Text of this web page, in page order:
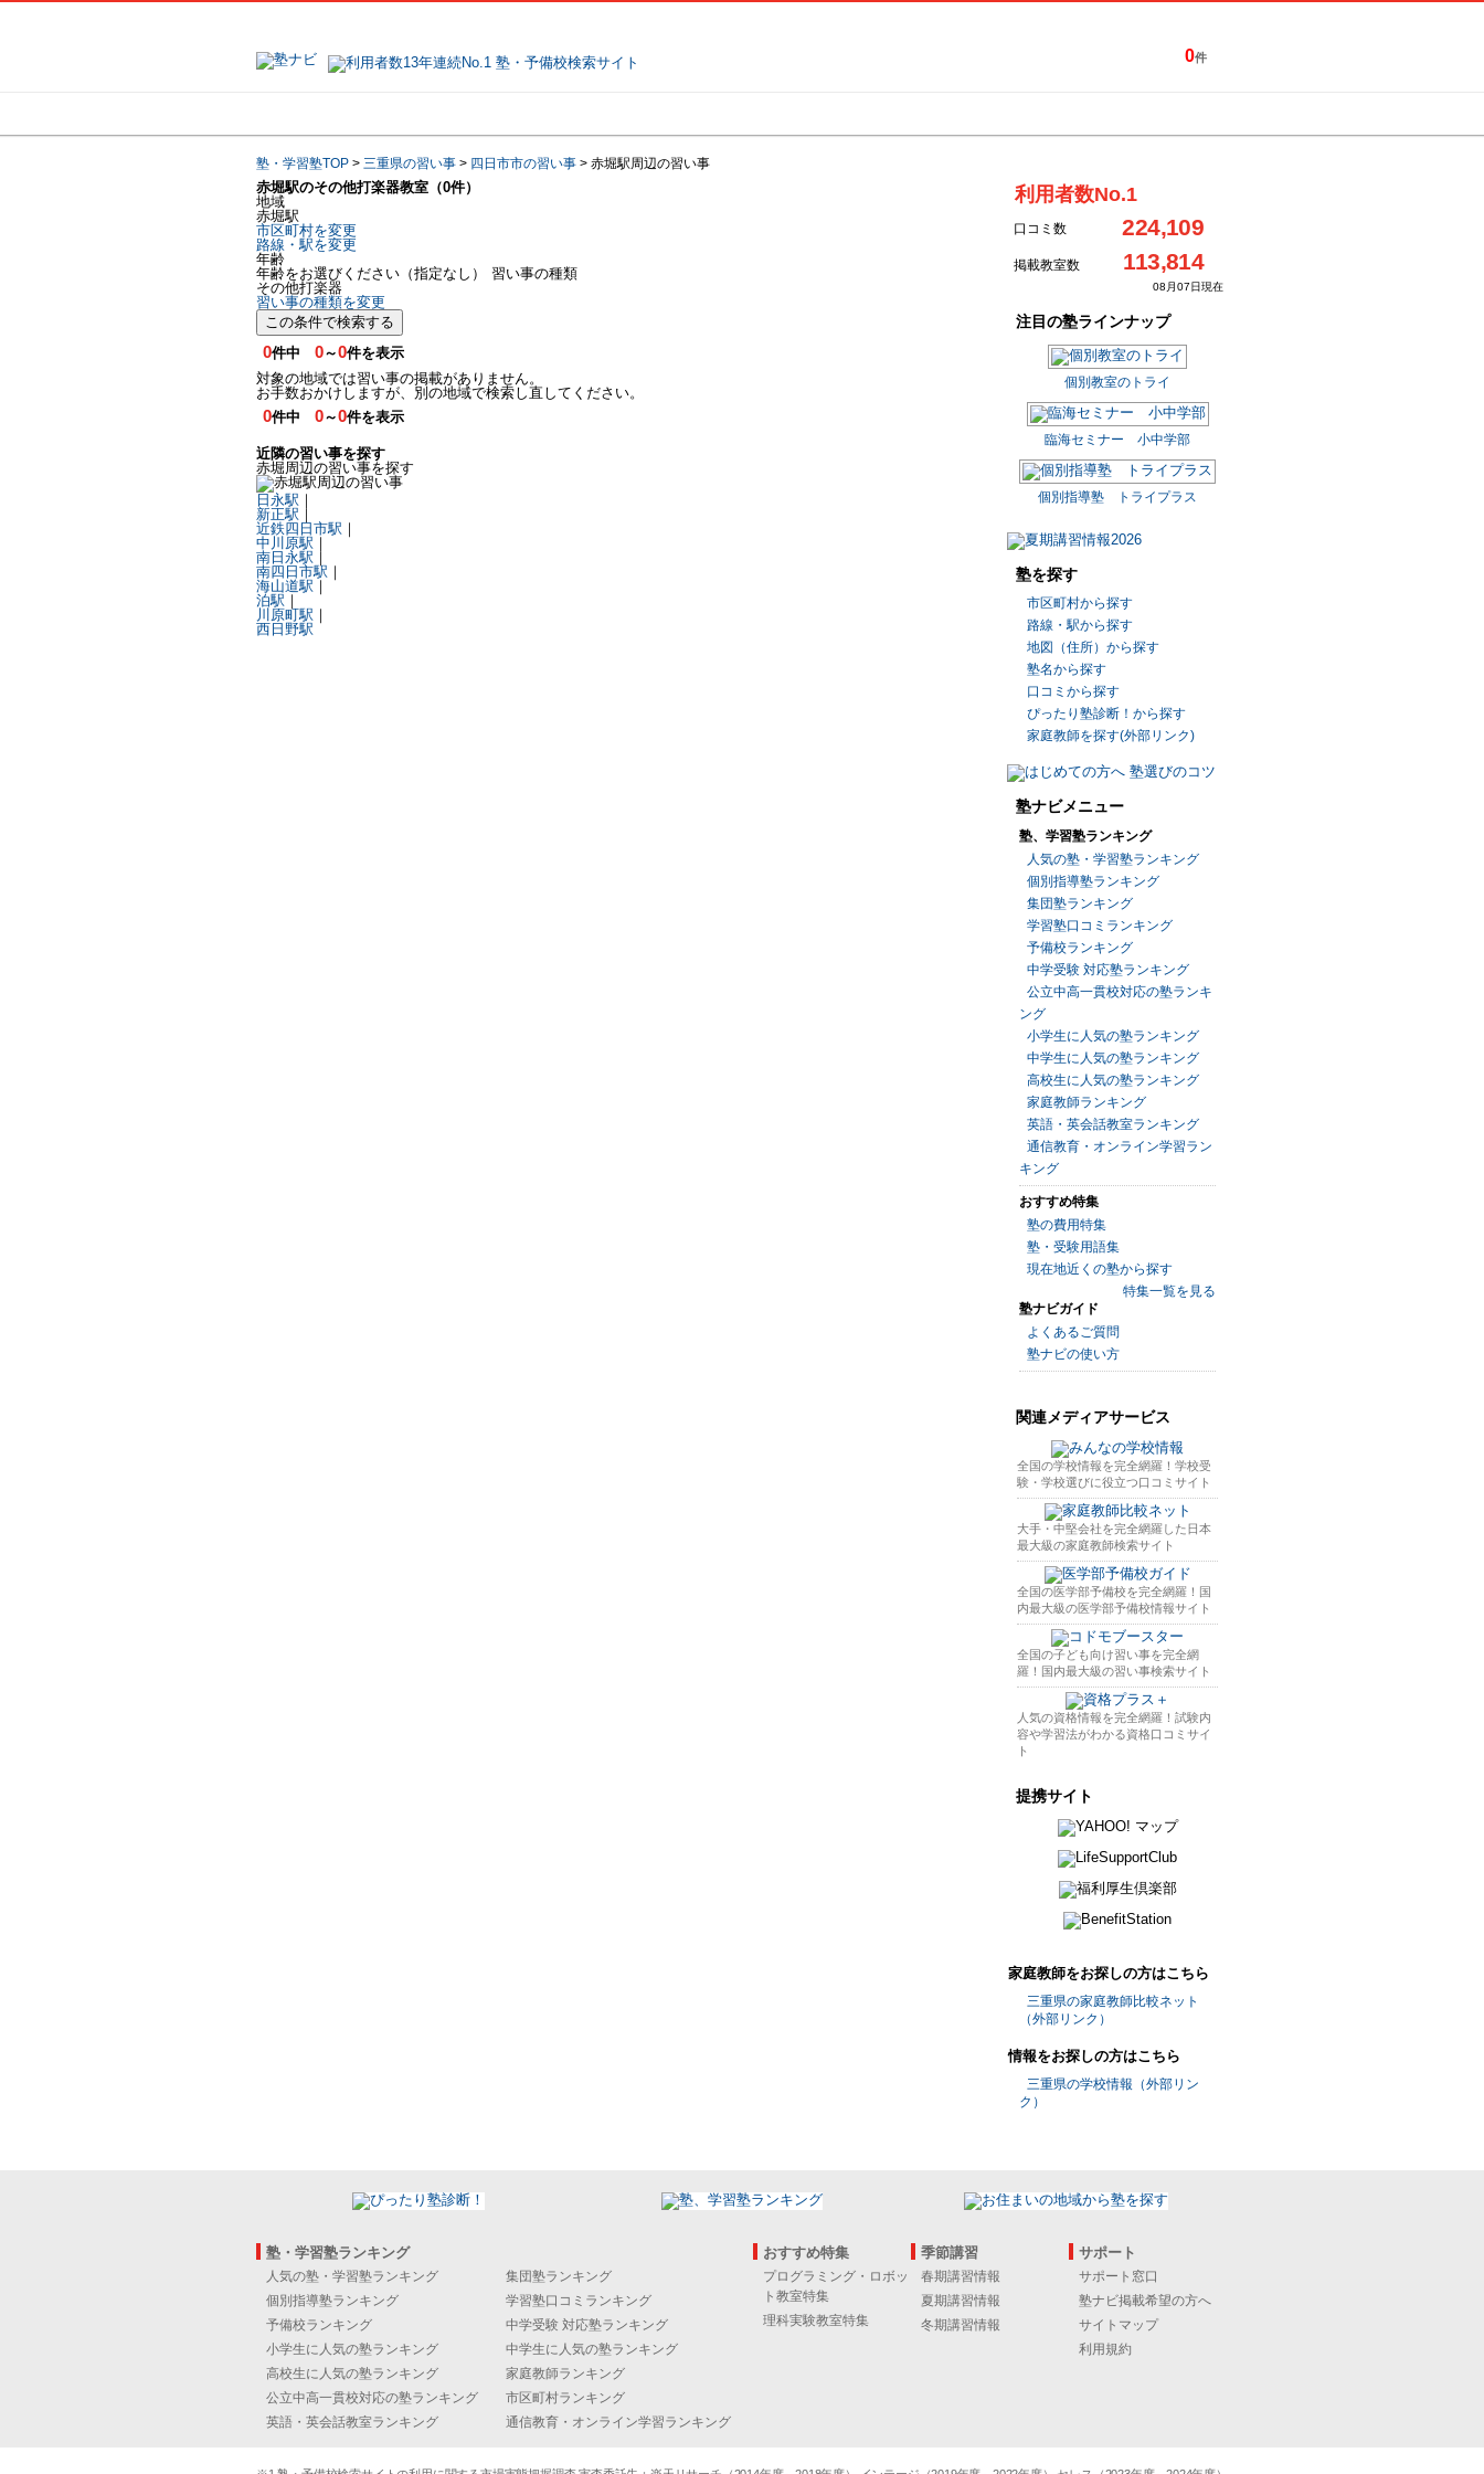
0件
塾・学習塾TOP > 三重県の習い事 > 四日市市の習い事 > 赤堀駅周辺の習い事
赤堀駅のその他打楽器教室（0件）
地域
赤堀駅
市区町村を変更
路線・駅を変更
年齢
年齢をお選びください（指定なし）
習い事の種類
その他打楽器
習い事の種類を変更
この条件で検索する
0件中 0～0件を表示
対象の地域では習い事の掲載がありません。
お手数おかけしますが、別の地域で検索し直してください。
0件中 0～0件を表示
近隣の習い事を探す
赤堀周辺の習い事を探す
日永駅 ｜
新正駅 ｜
近鉄四日市駅 ｜
中川原駅 ｜
南日永駅 ｜
南四日市駅 ｜
海山道駅 ｜
泊駅 ｜
川原町駅 ｜
西日野駅
利用者数No.1
口コミ数 224,109
掲載教室数 113,814
08月07日現在
注目の塾ラインナップ
個別教室のトライ
臨海セミナー 小中学部
個別指導塾 トライプラス
塾を探す
市区町村から探す
路線・駅から探す
地図（住所）から探す
塾名から探す
口コミから探す
ぴったり塾診断！から探す
家庭教師を探す(外部リンク)
塾ナビメニュー
塾、学習塾ランキング
人気の塾・学習塾ランキング
個別指導塾ランキング
集団塾ランキング
学習塾口コミランキング
予備校ランキング
中学受験 対応塾ランキング
公立中高一貫校対応の塾ランキ
ング
小学生に人気の塾ランキング
中学生に人気の塾ランキング
高校生に人気の塾ランキング
家庭教師ランキング
英語・英会話教室ランキング
通信教育・オンライン学習ラン
キング
おすすめ特集
塾の費用特集
塾・受験用語集
現在地近くの塾から探す
特集一覧を見る
塾ナビガイド
よくあるご質問
塾ナビの使い方
関連メディアサービス
全国の学校情報を完全網羅！学校受
験・学校選びに役立つ口コミサイト
大手・中堅会社を完全網羅した日本
最大級の家庭教師検索サイト
全国の医学部予備校を完全網羅！国
内最大級の医学部予備校情報サイト
全国の子ども向け習い事を完全網
羅！国内最大級の習い事検索サイト
人気の資格情報を完全網羅！試験内
容や学習法がわかる資格口コミサイ
ト
提携サイト
家庭教師をお探しの方はこちら
三重県の家庭教師比較ネット
（外部リンク）
情報をお探しの方はこちら
三重県の学校情報（外部リン
ク）
塾・学習塾ランキング
人気の塾・学習塾ランキング
集団塾ランキング
個別指導塾ランキング
学習塾口コミランキング
予備校ランキング
中学受験 対応塾ランキング
小学生に人気の塾ランキング
中学生に人気の塾ランキング
高校生に人気の塾ランキング
家庭教師ランキング
公立中高一貫校対応の塾ランキング
市区町村ランキング
英語・英会話教室ランキング
通信教育・オンライン学習ランキング
おすすめ特集
プログラミング・ロボッ
ト教室特集
理科実験教室特集
季節講習
春期講習情報
夏期講習情報
冬期講習情報
サポート
サポート窓口
塾ナビ掲載希望の方へ
サイトマップ
利用規約